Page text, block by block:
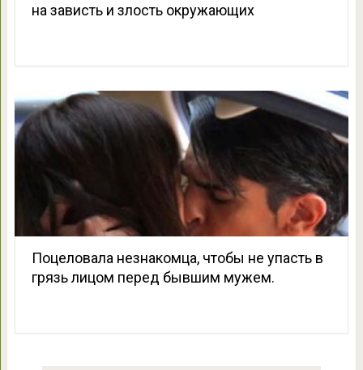
на зависть и злость окружающих
Поцеловала незнакомца, чтобы не упасть в
грязь лицом перед бывшим мужем.